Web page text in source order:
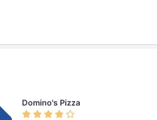
Domino's Pizza